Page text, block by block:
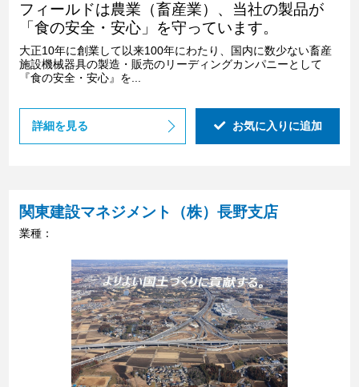
フィールドは農業（畜産業）、当社の製品が
「食の安全・安心」を守っています。
大正10年に創業して以来100年にわたり、国内に数少ない畜産
施設機械器具の製造・販売のリーディングカンパニーとして
『食の安全・安心』を...
詳細を見る お気に入りに追加
関東建設マネジメント（株）長野支店
業種：